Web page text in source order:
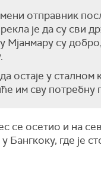
отправник
је да су сви
Мјанмару су
остаје у
им сву потребну
се осетио и на
Бангкоку, где је